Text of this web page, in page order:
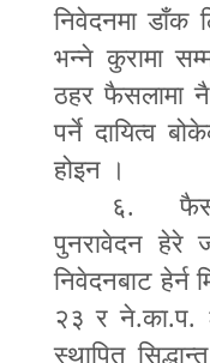
निवेदनमा डाँक
भन्ने कुरामा
ठहर फैसलामा
पर्ने दायित्व
होइन ।
६.
पुनरावेदन हेरे
निवेदनबाट
२३ र ने.का.प.
स्थापित